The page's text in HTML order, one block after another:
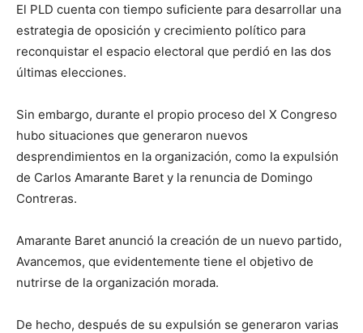
El PLD cuenta con tiempo suficiente para desarrollar una
estrategia de oposición y crecimiento político para
reconquistar el espacio electoral que perdió en las dos
últimas elecciones.
Sin embargo, durante el propio proceso del X Congreso
hubo situaciones que generaron nuevos
desprendimientos en la organización, como la expulsión
de Carlos Amarante Baret y la renuncia de Domingo
Contreras.
Amarante Baret anunció la creación de un nuevo partido,
Avancemos, que evidentemente tiene el objetivo de
nutrirse de la organización morada.
De hecho, después de su expulsión se generaron varias